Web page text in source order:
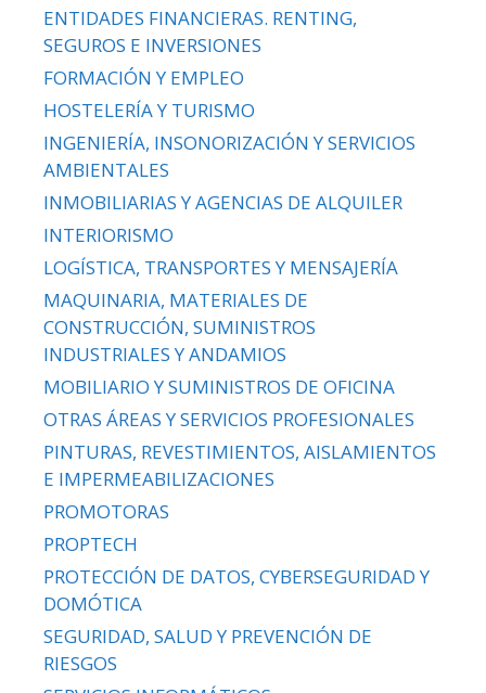
ENTIDADES FINANCIERAS. RENTING,
SEGUROS E INVERSIONES
FORMACIÓN Y EMPLEO
HOSTELERÍA Y TURISMO
INGENIERÍA, INSONORIZACIÓN Y SERVICIOS
AMBIENTALES
INMOBILIARIAS Y AGENCIAS DE ALQUILER
INTERIORISMO
LOGÍSTICA, TRANSPORTES Y MENSAJERÍA
MAQUINARIA, MATERIALES DE
CONSTRUCCIÓN, SUMINISTROS
INDUSTRIALES Y ANDAMIOS
MOBILIARIO Y SUMINISTROS DE OFICINA
OTRAS ÁREAS Y SERVICIOS PROFESIONALES
PINTURAS, REVESTIMIENTOS, AISLAMIENTOS
E IMPERMEABILIZACIONES
PROMOTORAS
PROPTECH
PROTECCIÓN DE DATOS, CYBERSEGURIDAD Y
DOMÓTICA
SEGURIDAD, SALUD Y PREVENCIÓN DE
RIESGOS